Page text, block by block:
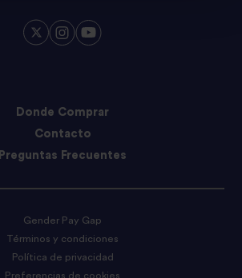
Donde Comprar
Contacto
Preguntas Frecuentes
Gender Pay Gap
Términos y condiciones
Política de privacidad
Preferencias de cookies